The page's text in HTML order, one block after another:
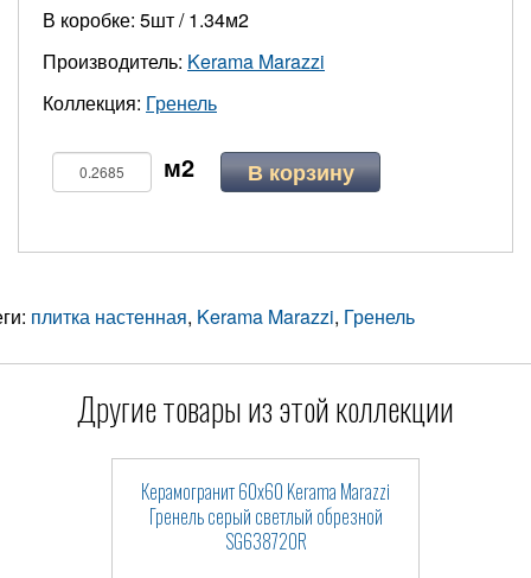
В коробке: 5шт / 1.34м2
Производитель: Kerama Marazzi
Коллекция: Гренель
В корзину
плитка настенная, Kerama Marazzi, Гренель
Другие товары из этой коллекции
Керамогранит 60x60 Kerama Marazzi
Гренель серый светлый обрезной
SG638720R